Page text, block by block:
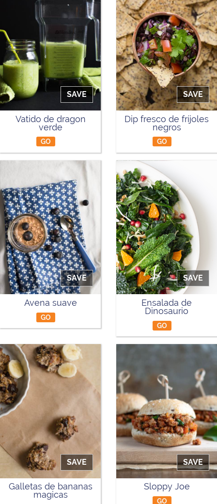
SAVE
Vatido de dragon
verde
GO
SAVE
Dip fresco de fríjoles
negros
GO
SAVE
Avena suave
GO
SAVE
Ensalada de
Dinosaurio
GO
SAVE
Galletas de bananas
magicas
SAVE
Sloppy Joe
GO